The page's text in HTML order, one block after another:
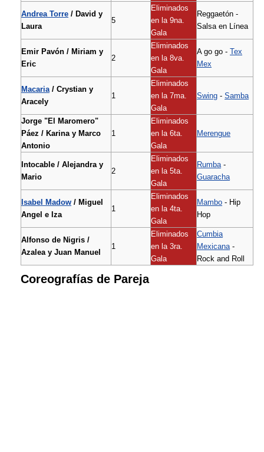
Andrea Torre / David y
Laura
5
Eliminados
en la 9na.
Gala
Reggaetón -
Salsa en Línea
Emir Pavón / Miriam y
Eric
2
Eliminados
en la 8va.
Gala
A go go -Tex
Mex
Macaria/ Crystian y
Aracely
1
Eliminados
en la 7ma.
Gala
Swing -Samba
Jorge "El Maromero"
Páez / Karina y Marco
Antonio
1
Eliminados
en la 6ta.
Gala
Merengue
Intocable / Alejandra y
Mario
2
Eliminados
en la 5ta.
Gala
Rumba-
Guaracha
Isabel Madow / Miguel
Angel e Iza
1
Eliminados
en la 4ta.
Gala
Mambo - Hip
Hop
Alfonso de Nigris /
Azalea y Juan Manuel
1
Eliminados
en la 3ra.
Gala
Cumbia
Mexicana-
Rock and Roll
Coreografías de Pareja